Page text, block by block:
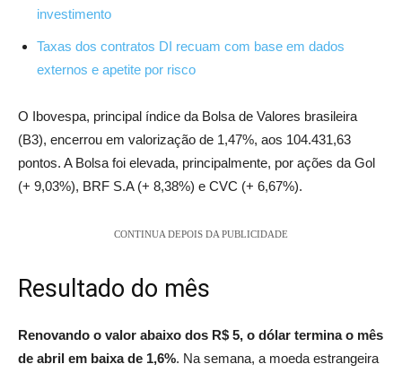
investimento
Taxas dos contratos DI recuam com base em dados
externos e apetite por risco
O Ibovespa, principal índice da Bolsa de Valores brasileira
(B3), encerrou em valorização de 1,47%, aos 104.431,63
pontos. A Bolsa foi elevada, principalmente, por ações da Gol
(+ 9,03%), BRF S.A (+ 8,38%) e CVC (+ 6,67%).
CONTINUA DEPOIS DA PUBLICIDADE
Resultado do mês
Renovando o valor abaixo dos R$ 5, o dólar termina o mês
de abril em baixa de 1,6%. Na semana, a moeda estrangeira